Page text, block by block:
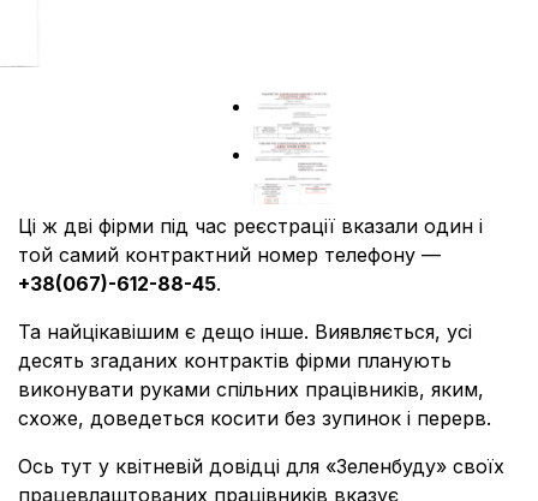
Ці ж дві фірми під час реєстрації вказали один і
той самий контрактний номер телефону —
+38(067)-612-88-45.
Та найцікавішим є дещо інше. Виявляється, усі
десять згаданих контрактів фірми планують
виконувати руками спільних працівників, яким,
схоже, доведеться косити без зупинок і перерв.
Ось тут у квітневій довідці для «Зеленбуду» своїх
працевлаштованих працівників вказує